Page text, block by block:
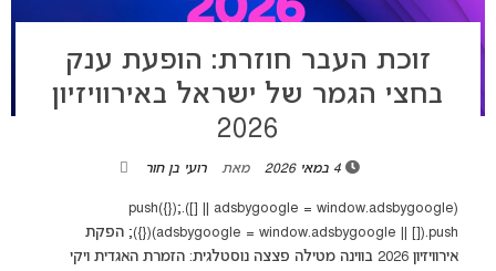
זוכת העבר חוזרת: הופעת ענק
בחצי הגמר של ישראל באירוויזיון
2026
מאת רועי בן חור
(adsbygoogle = window.adsbygoogle || []).push({});
(adsbygoogle = window.adsbygoogle || []).push({}); הפקת
אירוויזיון 2026 בווינה מטילה פצצה נוסטלגית: הזמרת האגדית ויקי